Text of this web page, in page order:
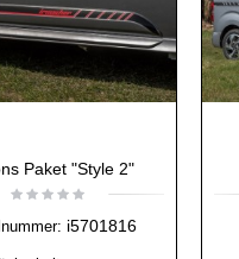
Paket "Style 2"
i5701816